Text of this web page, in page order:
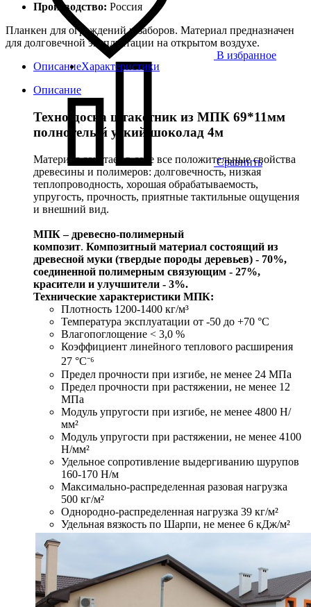
В избранное
Сравнить
Производство: Россия
Планкен для ограждений и заборов. Материал предназначен
для долговечной эксплуатации на открытом воздухе.
ОписаниеХарактеристики
Описание
Техно-доска штакетник из МПК 69*11мм
полнотелый узкий шоколад 4м
Материал сочетает в себе все положительные свойства
древесины и полимеров: долговечность, низкая
теплопроводность, хорошая обрабатываемость,
упругость, прочность, приятные тактильные ощущения
и внешний вид.
МПК – древесно-полимерный
композит. Композитный материал состоящий из
древесной муки (твердые породы деревьев) - 70%,
соединенной полимерным связующим - 27%,
красители и улучшители - 3%.
Технические характеристики МПК:
Плотность 1200-1400 кг/м³
Температура эксплуатации от -50 до +70 °С
Влагопоглощение < 3,0 %
Коэффициент линейного теплового расширения
27 °С⁻⁶
Предел прочности при изгибе, не менее 24 МПа
Предел прочности при растяжении, не менее 12
МПа
Модуль упругости при изгибе, не менее 4800 Н/
мм²
Модуль упругости при растяжении, не менее 4100
Н/мм²
Удельное сопротивление выдергиванию шурупов
160-170 Н/м
Максимально-распределенная разовая нагрузка
500 кг/м²
Однородно-распределенная нагрузка 39 кг/м²
Удельная вязкость по Шарпи, не менее 6 кДж/м²